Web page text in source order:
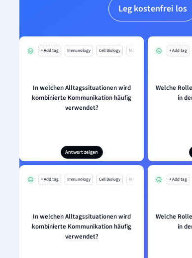
Leg kostenfrei los
+ Add tag Immunology Cell Biology Mo
In welchen Alltagssituationen wird
kombinierte Kommunikation häufig
verwendet?
Antwort zeigen
+ Add tag
Welche
in
+ Add tag Immunology Cell Biology Mo
In welchen Alltagssituationen wird
kombinierte Kommunikation häufig
verwendet?
+ Add tag
Welche
in